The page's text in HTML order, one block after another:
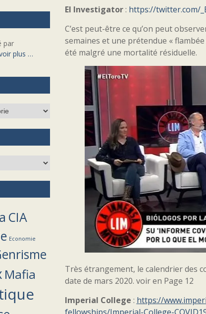
El Investigator: https://twitter.com/
C’est peut-être ce qu’on peut
semaines et une prétendue «
été malgré une mortalité résiduelle.
Très étrangement, le calendrier des
date de mars 2020. voir en Page 12
Imperial College : https://
par
plus …
CIA
Economie
Mafia